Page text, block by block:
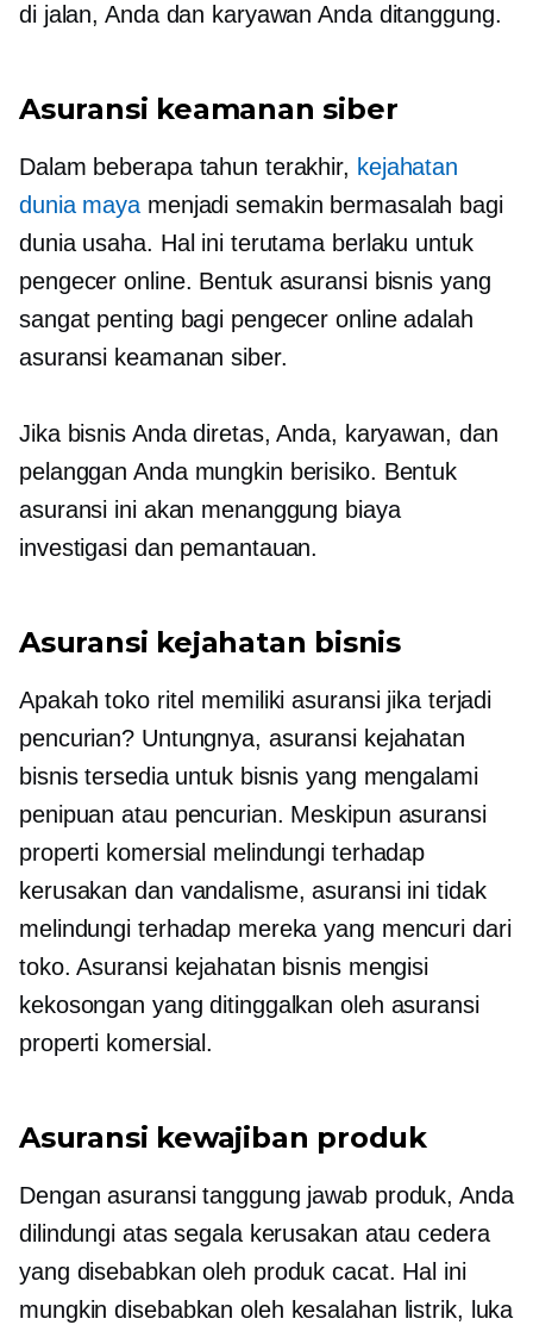
di jalan, Anda dan karyawan Anda ditanggung.
Asuransi keamanan siber
Dalam beberapa tahun terakhir, kejahatan
dunia maya menjadi semakin bermasalah bagi
dunia usaha. Hal ini terutama berlaku untuk
pengecer online. Bentuk asuransi bisnis yang
sangat penting bagi pengecer online adalah
asuransi keamanan siber.
Jika bisnis Anda diretas, Anda, karyawan, dan
pelanggan Anda mungkin berisiko. Bentuk
asuransi ini akan menanggung biaya
investigasi dan pemantauan.
Asuransi kejahatan bisnis
Apakah toko ritel memiliki asuransi jika terjadi
pencurian? Untungnya, asuransi kejahatan
bisnis tersedia untuk bisnis yang mengalami
penipuan atau pencurian. Meskipun asuransi
properti komersial melindungi terhadap
kerusakan dan vandalisme, asuransi ini tidak
melindungi terhadap mereka yang mencuri dari
toko. Asuransi kejahatan bisnis mengisi
kekosongan yang ditinggalkan oleh asuransi
properti komersial.
Asuransi kewajiban produk
Dengan asuransi tanggung jawab produk, Anda
dilindungi atas segala kerusakan atau cedera
yang disebabkan oleh produk cacat. Hal ini
mungkin disebabkan oleh kesalahan listrik, luka